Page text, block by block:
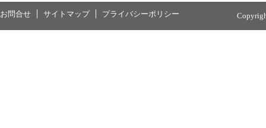
お問合せ サイトマップ プライバシーポリシー